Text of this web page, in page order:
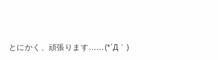
とにかく、頑張ります……(*´Д｀)